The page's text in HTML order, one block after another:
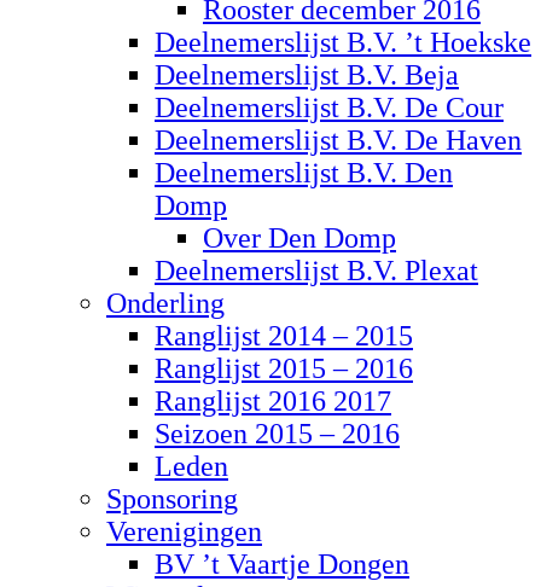
Rooster december 2016
Deelnemerslijst B.V. ’t Hoekske
Deelnemerslijst B.V. Beja
Deelnemerslijst B.V. De Cour
Deelnemerslijst B.V. De Haven
Deelnemerslijst B.V. Den
Domp
Over Den Domp
Deelnemerslijst B.V. Plexat
Onderling
Ranglijst 2014 – 2015
Ranglijst 2015 – 2016
Ranglijst 2016 2017
Seizoen 2015 – 2016
Leden
Sponsoring
Verenigingen
BV ’t Vaartje Dongen